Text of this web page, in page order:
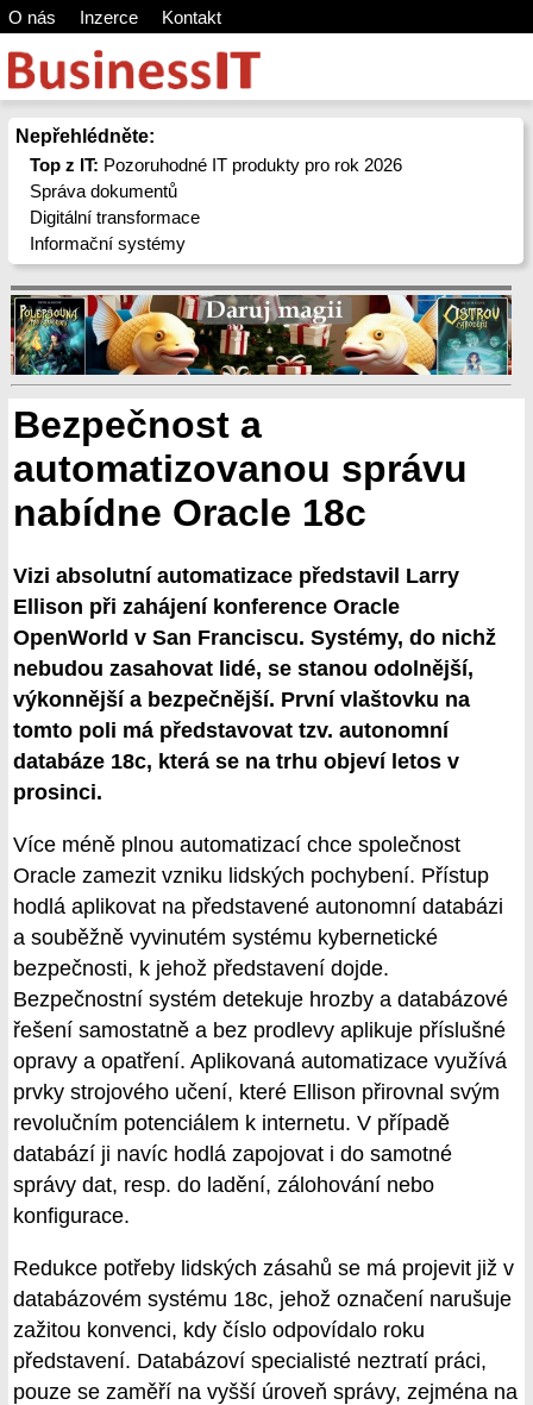
O nás Inzerce Kontakt
Nepřehlédněte:
Top z IT: Pozoruhodné IT produkty pro rok 2026
Správa dokumentů
Digitální transformace
Informační systémy
Bezpečnost a
automatizovanou správu
nabídne Oracle 18c
Vizi absolutní automatizace představil Larry
Ellison při zahájení konference Oracle
OpenWorld v San Franciscu. Systémy, do nichž
nebudou zasahovat lidé, se stanou odolnější,
výkonnější a bezpečnější. První vlaštovku na
tomto poli má představovat tzv. autonomní
databáze 18c, která se na trhu objeví letos v
prosinci.
Více méně plnou automatizací chce společnost
Oracle zamezit vzniku lidských pochybení. Přístup
hodlá aplikovat na představené autonomní databázi
a souběžně vyvinutém systému kybernetické
bezpečnosti, k jehož představení dojde.
Bezpečnostní systém detekuje hrozby a databázové
řešení samostatně a bez prodlevy aplikuje příslušné
opravy a opatření. Aplikovaná automatizace využívá
prvky strojového učení, které Ellison přirovnal svým
revolučním potenciálem k internetu. V případě
databází ji navíc hodlá zapojovat i do samotné
správy dat, resp. do ladění, zálohování nebo
konfigurace.
Redukce potřeby lidských zásahů se má projevit již v
databázovém systému 18c, jehož označení narušuje
zažitou konvenci, kdy číslo odpovídalo roku
představení. Databázoví specialisté neztratí práci,
pouze se zaměří na vyšší úroveň správy, zejména na